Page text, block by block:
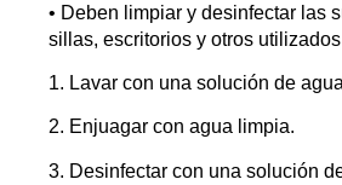
• Deben limpiar y desinfectar las
sillas, escritorios y otros
1. Lavar con una solución de
2. Enjuagar con agua limpia.
3. Desinfectar con una solución